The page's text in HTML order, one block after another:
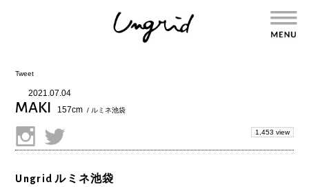
Tweet
2021.07.04
MAKI 157cm / ルミネ池袋
1,453 view
Ungrid ルミネ池袋